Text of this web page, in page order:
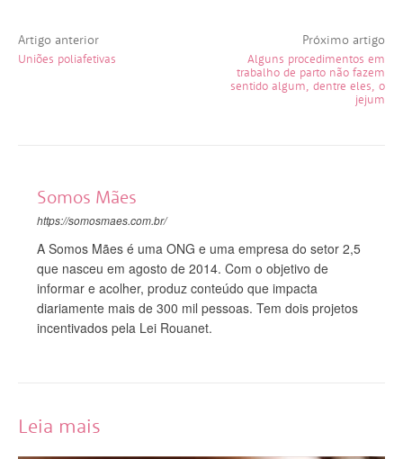
Artigo anterior
Uniões poliafetivas
Próximo artigo
Alguns procedimentos em
trabalho de parto não fazem
sentido algum, dentre eles, o
jejum
Somos Mães
https://somosmaes.com.br/
A Somos Mães é uma ONG e uma empresa do setor 2,5
que nasceu em agosto de 2014. Com o objetivo de
informar e acolher, produz conteúdo que impacta
diariamente mais de 300 mil pessoas. Tem dois projetos
incentivados pela Lei Rouanet.
Leia mais